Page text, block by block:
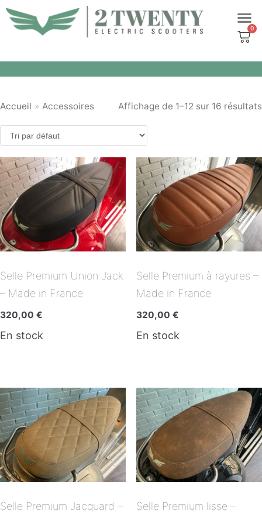
Aller
au
Accueil » Accessoires Affichage de 1–12 sur 16 résultats
Selle Premium Union Jack
– Made in France
320,00 €
En stock
Selle Premium à rayures –
Made in France
320,00 €
En stock
Selle Premium Jacquard –
Selle Premium lisse –